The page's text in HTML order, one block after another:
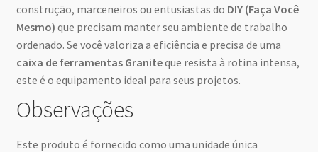
construção, marceneiros ou entusiastas do DIY (Faça Você
Mesmo) que precisam manter seu ambiente de trabalho
ordenado. Se você valoriza a eficiência e precisa de uma
caixa de ferramentas Graniteque resista à rotina intensa,
este é o equipamento ideal para seus projetos.
Observações
Este produto é fornecido como uma unidade única